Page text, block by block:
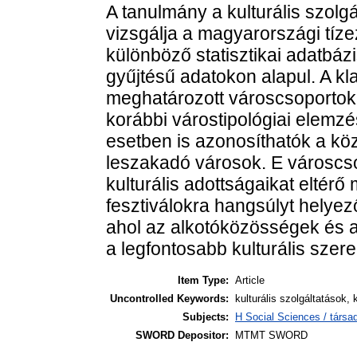
A tanulmány a kulturális
vizsgálja a magyarországi
különböző statisztikai
gyűjtésű adatokon alapul. A
meghatározott
korábbi várostipológiai
esetben is azonosíthatók a
leszakadó városok. E
kulturális adottságaikat eltérő
fesztiválokra hangsúlyt
ahol az alkotóközösségek és
a legfontosabb kulturális
Item Type: Article
Uncontrolled Keywords:
kulturális szolgáltatások,
Subjects:
H Social Sciences /
SWORD Depositor:
MTMT SWORD